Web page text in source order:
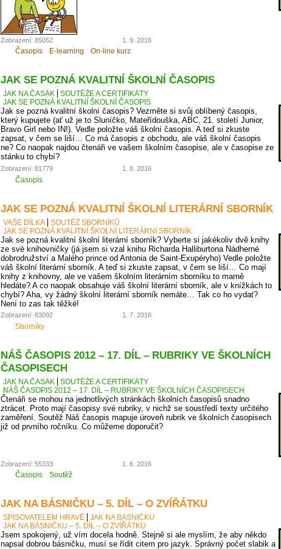
Zobrazení: 85052 1. 9. 2016
Časopis E-learning On-line kurz
JAK SE POZNÁ KVALITNÍ ŠKOLNÍ ČASOPIS
JAK NA ČASÁK
SOUTĚŽE A CERTIFIKÁTY
JAK SE POZNÁ KVALITNÍ ŠKOLNÍ ČASOPIS
Jak se pozná kvalitní školní časopis? Vezměte si svůj oblíbený časopis,
který kupujete (ať už je to Sluníčko, Mateřídouška, ABC, 21. století Junior,
Bravo Girl nebo IN!). Vedle položte váš školní časopis. A teď si zkuste
zapsat, v čem se liší… Co má časopis z obchodu, ale váš školní časopis
ne? Co naopak najdou čtenáři ve vašem školním časopise, ale v časopise ze
stánku to chybí?
Zobrazení: 81779 1. 8. 2016
Časopis
JAK SE POZNÁ KVALITNÍ ŠKOLNÍ LITERÁRNÍ SBORNÍK
VAŠE DÍLKA
SOUTĚŽ SBORNÍKŮ
JAK SE POZNÁ KVALITNÍ ŠKOLNÍ LITERÁRNÍ SBORNÍK
Jak se pozná kvalitní školní literární sborník? Vyberte si jakékoliv dvě knihy
ze své knihovničky (já jsem si vzal knihu Richarda Halliburtona Nádherné
dobrodružství a Malého prince od Antonia de Saint-Exupéryho) Vedle položte
váš školní literární sborník. A teď si zkuste zapsat, v čem se liší… Co mají
knihy z knihovny, ale ve vašem školním literárním sborníku to marně
hledáte? A co naopak obsahuje váš školní literární sborník, ale v knížkách to
chybí? Aha, vy žádný školní literární sborník nemáte… Tak co ho vydat?
Není to zas tak těžké!
Zobrazení: 83092 1. 7. 2016
Sborníky
NÁŠ ČASOPIS 2012 – 17. DÍL – RUBRIKY VE ŠKOLNÍCH
ČASOPISECH
JAK NA ČASÁK
SOUTĚŽE A CERTIFIKÁTY
NÁŠ ČASOPIS 2012 – 17. DÍL – RUBRIKY VE ŠKOLNÍCH ČASOPISECH
Čtenáři se mohou na jednotlivých stránkách školních časopisů snadno
ztrácet. Proto mají časopisy své rubriky, v nichž se soustředí texty určitého
zaměření. Soutěž Náš časopis mapuje úroveň rubrik ve školních časopisech
již od prvního ročníku. Co můžeme doporučit?
Zobrazení: 55333 1. 6. 2016
Časopis Soutěž
JAK NA BÁSNIČKU – 5. DÍL – O ZVÍŘÁTKU
SPISOVATELEM HRAVĚ
JAK NA BÁSNIČKU
JAK NA BÁSNIČKU – 5. DÍL – O ZVÍŘÁTKU
Jsem spokojený, už vím docela hodně. Stejně si ale myslím, že aby někdo
napsal dobrou básničku, musí se řídit citem pro jazyk. Správný počet slabik a